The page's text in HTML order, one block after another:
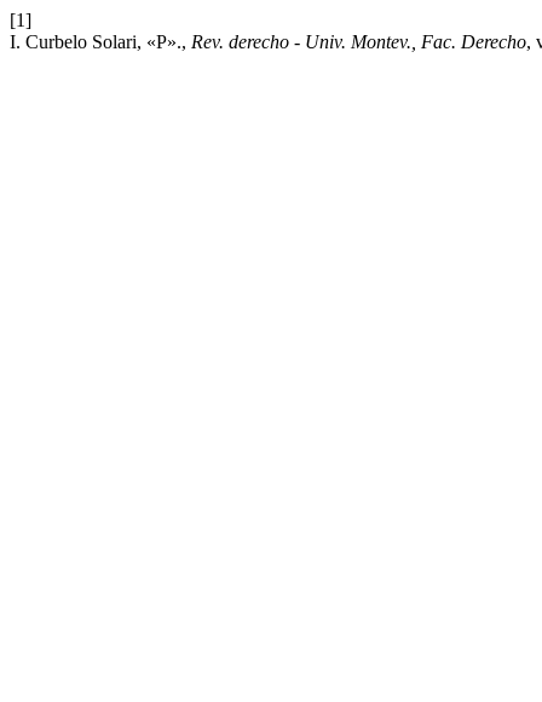
[1]
I. Curbelo Solari, «P»., Rev. derecho - Univ. Montev., Fac. Derecho,